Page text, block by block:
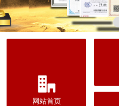
网站首页